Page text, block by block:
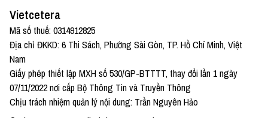
Vietcetera
Mã số thuế: 0314912825
Địa chỉ ĐKKD: 6 Thi Sách, Phường Sài Gòn, TP. Hồ Chí Minh, Việt
Nam
Giấy phép thiết lập MXH số 530/GP-BTTTT, thay đổi lần 1 ngày
07/11/2022 nơi cấp Bộ Thông Tin và Truyền Thông
Chịu trách nhiệm quản lý nội dung: Trần Nguyên Hảo